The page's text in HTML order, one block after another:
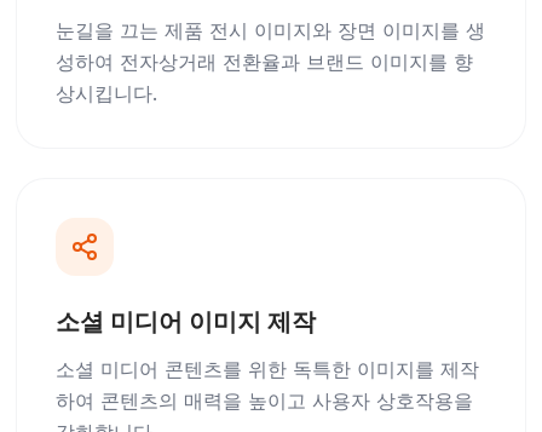
눈길을 끄는 제품 전시 이미지와 장면 이미지를 생
성하여 전자상거래 전환율과 브랜드 이미지를 향
상시킵니다.
소셜 미디어 이미지 제작
소셜 미디어 콘텐츠를 위한 독특한 이미지를 제작
하여 콘텐츠의 매력을 높이고 사용자 상호작용을